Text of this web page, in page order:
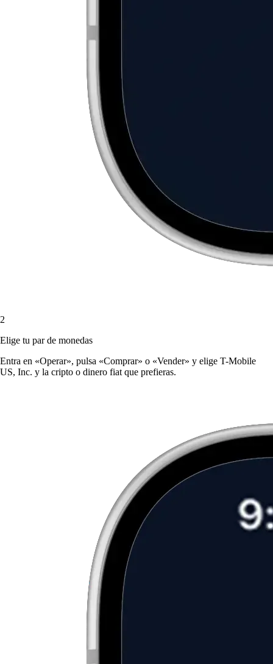
2
Elige tu par de monedas
Entra en «Operar», pulsa «Comprar» o «Vender» y elige T-Mobile
US, Inc. y la cripto o dinero fiat que prefieras.